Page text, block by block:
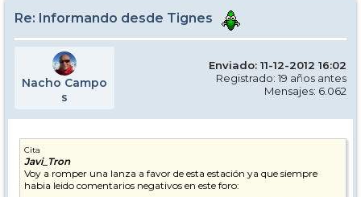
Re: Informando desde Tignes
Nacho Campo
s
Enviado: 11-12-2012 16:02
Registrado: 19 años antes
Mensajes: 6.062
Cita
Javi_Tron
Voy a romper una lanza a favor de esta estación ya que siempre
habia leido comentarios negativos en este foro: